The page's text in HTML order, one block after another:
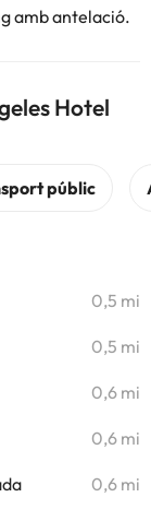
amb antelació.
Hotel
0,5 mi
0,5 mi
0,6 mi
0,6 mi
0,6 mi